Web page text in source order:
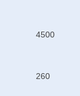
4500
260